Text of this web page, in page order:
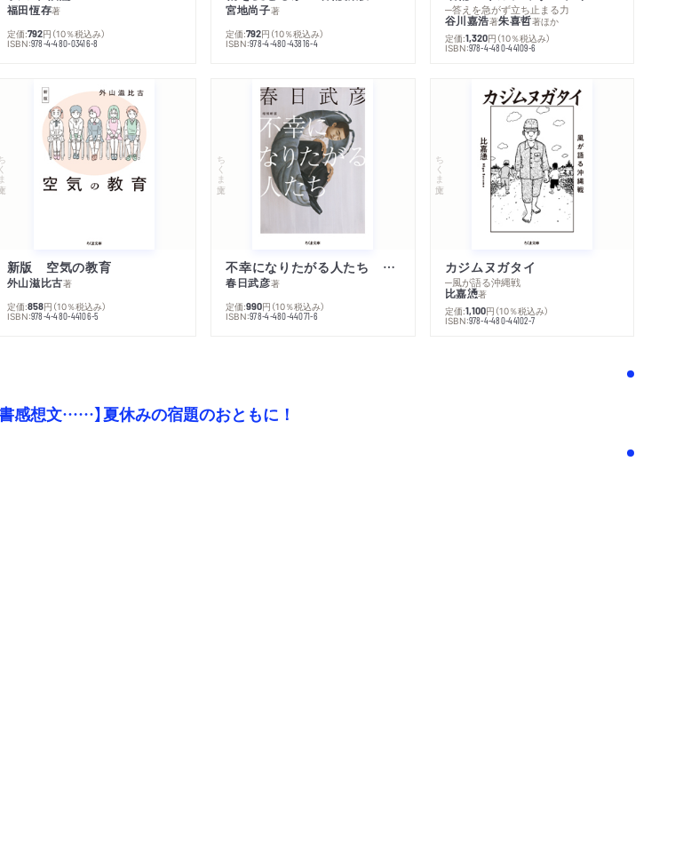
福田恆存著
定価:792円 （10％税込み）
ISBN:978-4-480-03416-8
宮地尚子著
定価:792円 （10％税込み）
ISBN:978-4-480-43816-4
─答えを急がず立ち止まる力
谷川嘉浩著朱喜哲著ほか
定価:1,320円 （10％税込み）
ISBN:978-4-480-44109-6
文庫
新版 空気の教育
外山滋比古著
定価:858円 （10％税込み）
ISBN:978-4-480-44106-5
ちくま文庫
不幸になりたがる人たち 増補新版
春日武彦著
定価:990円 （10％税込み）
ISBN:978-4-480-44071-6
ちくま文庫
カジムヌガタイ
─風が語る沖縄戦
比嘉慂著
定価:1,100円 （10％税込み）
ISBN:978-4-480-44102-7
感想文……】夏休みの宿題のおともに！